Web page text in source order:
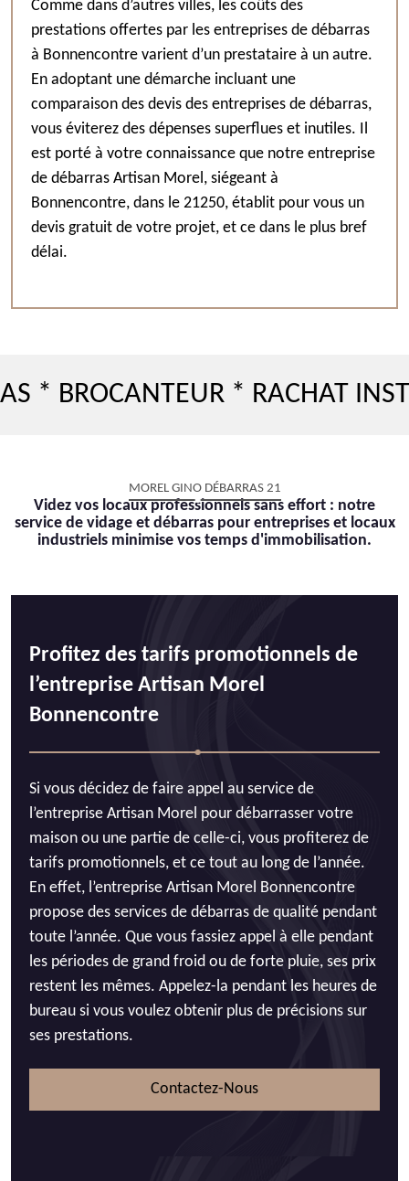
Comme dans d’autres villes, les coûts des
prestations offertes par les entreprises de débarras
à Bonnencontre varient d’un prestataire à un autre.
En adoptant une démarche incluant une
comparaison des devis des entreprises de débarras,
vous éviterez des dépenses superflues et inutiles. Il
est porté à votre connaissance que notre entreprise
de débarras Artisan Morel, siégeant à
Bonnencontre, dans le 21250, établit pour vous un
devis gratuit de votre projet, et ce dans le plus bref
délai.
* RACHAT
MOREL GINO DÉBARRAS 21
Videz vos locaux professionnels sans effort : notre
service de vidage et débarras pour entreprises et locaux
industriels minimise vos temps d'immobilisation.
Profitez des tarifs promotionnels de
l’entreprise Artisan Morel
Bonnencontre
Si vous décidez de faire appel au service de
l’entreprise Artisan Morel pour débarrasser votre
maison ou une partie de celle-ci, vous profiterez de
tarifs promotionnels, et ce tout au long de l’année.
En effet, l’entreprise Artisan Morel Bonnencontre
propose des services de débarras de qualité pendant
toute l’année. Que vous fassiez appel à elle pendant
les périodes de grand froid ou de forte pluie, ses prix
restent les mêmes. Appelez-la pendant les heures de
bureau si vous voulez obtenir plus de précisions sur
ses prestations.
Contactez-Nous